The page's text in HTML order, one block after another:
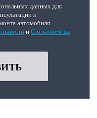
данных для
и
автомобиля.
и Согласием на